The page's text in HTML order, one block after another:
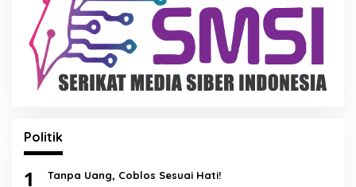
Politik
1 Tanpa Uang, Coblos Sesuai Hati!